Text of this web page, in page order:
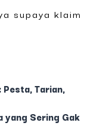
supaya klaim
Tarian,
yang Sering Gak